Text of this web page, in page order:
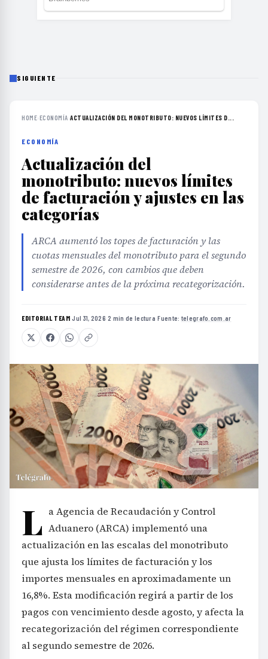
SIGUIENTE
HOME›ECONOMÍA›ACTUALIZACIÓN DEL MONOTRIBUTO: NUEVOS LÍMITES D...
ECONOMÍA
Actualización del
monotributo: nuevos límites
de facturación y ajustes en las
categorías
ARCA aumentó los topes de facturación y las
cuotas mensuales del monotributo para el segundo
semestre de 2026, con cambios que deben
considerarse antes de la próxima recategorización.
EDITORIAL TEAM·Jul 31, 2026·2 min de lectura·Fuente: telegrafo.com.ar
L a Agencia de Recaudación y Control
Aduanero (ARCA) implementó una
actualización en las escalas del monotributo
que ajusta los límites de facturación y los
importes mensuales en aproximadamente un
16,8%. Esta modificación regirá a partir de los
pagos con vencimiento desde agosto, y afecta la
recategorización del régimen correspondiente
al segundo semestre de 2026.